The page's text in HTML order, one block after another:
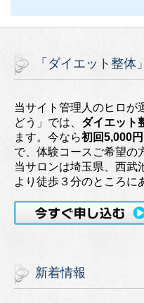
「ダイエット整体
当サイト管理人のヒロが
どう」では、 ダイエット
ます。今なら初回5,000
で、体験コースご希望の
当サロンは埼玉県、西武
より徒歩３分のところに
新着情報